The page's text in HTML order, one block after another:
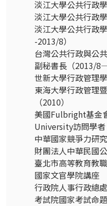
淡江大學公共行政
淡江大學公共行政
淡江大學公共行政
-2013/8）
台灣公共行政與公
副秘書長（2013/
世新大學行政管理
東海大學行政管理
（2010）
美國Fulbright基金
University訪問學者
中華國家競爭力研
財團法人中華民國
臺北市高等教育教
國家文官學院講座
行政院人事行政總
考試院國家考試命